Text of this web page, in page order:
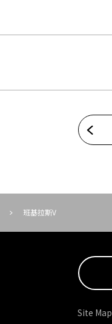
班基拉斯V
Site Map